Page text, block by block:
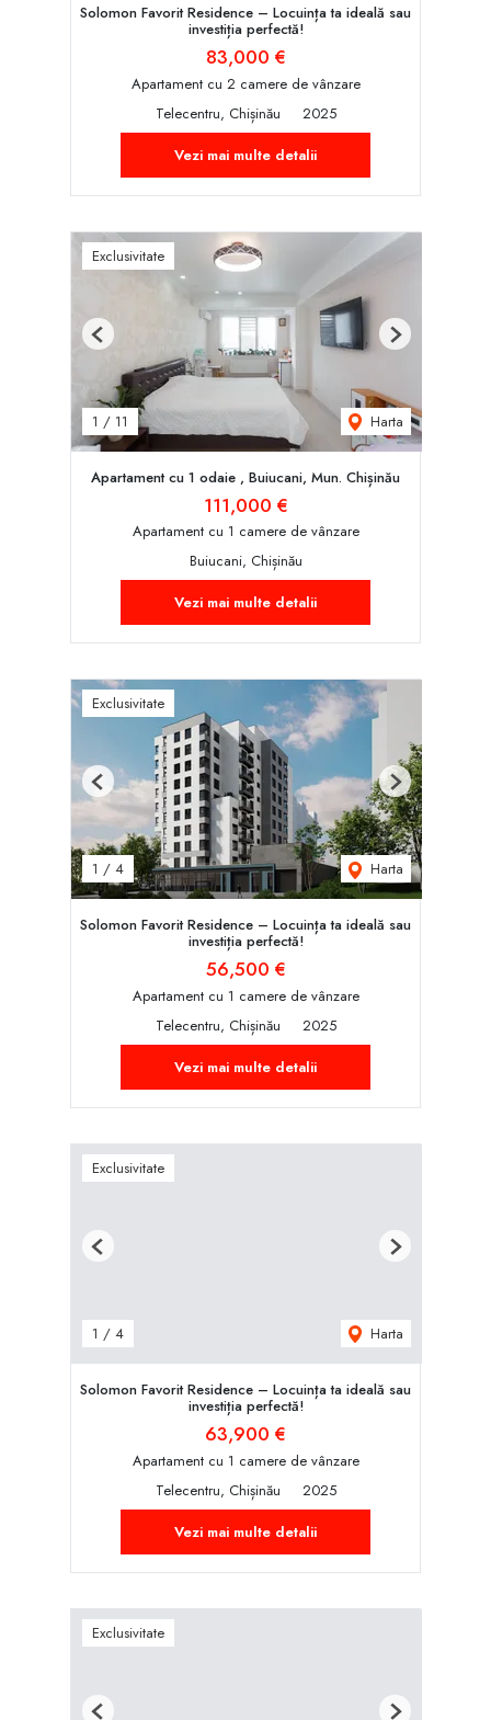
Solomon Favorit Residence – Locuința ta ideală sau
investiția perfectă!
83,000 €
Apartament cu 2 camere de vânzare
Telecentru, Chișinău
2025
Vezi mai multe detalii
Exclusivitate
1 / 11 Harta
Previous Next
Apartament cu 1 odaie , Buiucani, Mun. Chișinău
111,000 €
Apartament cu 1 camere de vânzare
Buiucani, Chișinău
Vezi mai multe detalii
Exclusivitate
1 / 4 Harta
Previous Next
Solomon Favorit Residence – Locuința ta ideală sau
investiția perfectă!
56,500 €
Apartament cu 1 camere de vânzare
Telecentru, Chișinău
2025
Vezi mai multe detalii
Exclusivitate
1 / 4 Harta
Previous Next
Solomon Favorit Residence – Locuința ta ideală sau
investiția perfectă!
63,900 €
Apartament cu 1 camere de vânzare
Telecentru, Chișinău
2025
Vezi mai multe detalii
Exclusivitate